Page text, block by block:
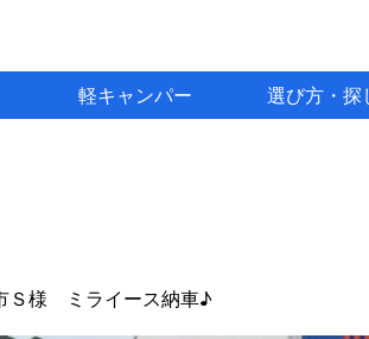
軽キャンパー 選び方・探
Ｓ様 ミライース納車♪